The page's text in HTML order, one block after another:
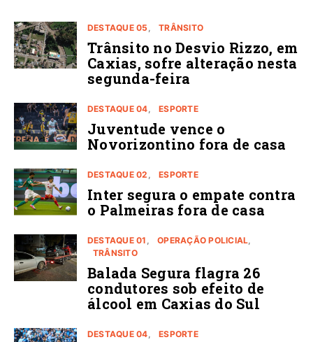
DESTAQUE 05 TRÂNSITO
Trânsito no Desvio Rizzo, em
Caxias, sofre alteração nesta
segunda-feira
DESTAQUE 04 ESPORTE
Juventude vence o
Novorizontino fora de casa
DESTAQUE 02 ESPORTE
Inter segura o empate contra
o Palmeiras fora de casa
DESTAQUE 01
OPERAÇÃO POLICIAL
TRÂNSITO
Balada Segura flagra 26
condutores sob efeito de
álcool em Caxias do Sul
DESTAQUE 04 ESPORTE